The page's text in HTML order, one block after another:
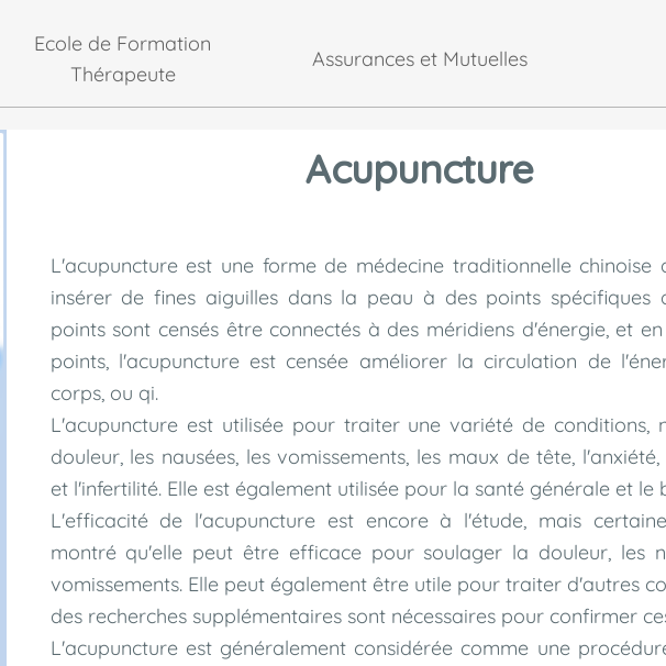
Ecole de Formation
Thérapeute
Assurances et Mutuelles
Acupuncture
L'acupuncture est une forme de médecine traditionnelle chinoise
insérer de fines aiguilles dans la peau à des points spécifiques
points sont censés être connectés à des méridiens d'énergie, et
points, l'acupuncture est censée améliorer la circulation de
corps, ou qi.
L'acupuncture est utilisée pour traiter une variété de conditions,
douleur, les nausées, les vomissements, les maux de tête,
et l'infertilité. Elle est également utilisée pour la santé générale et le
L'efficacité de l'acupuncture est encore à l'étude, mais
montré qu'elle peut être efficace pour soulager la douleur, les
vomissements. Elle peut également être utile pour traiter d'autres
des recherches supplémentaires sont nécessaires pour confirmer
L'acupuncture est généralement considérée comme une